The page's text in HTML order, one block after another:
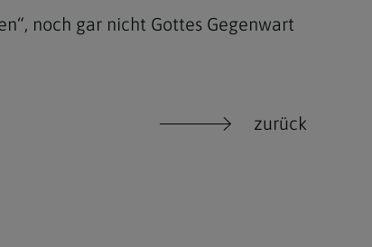
noch gar nicht Gottes Gegenwart
zurück